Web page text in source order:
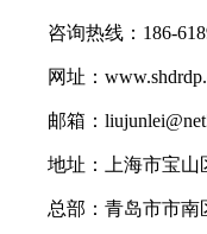
咨询热线：186-
网址：
邮箱：
地址：上海市宝山区
总部：青岛市市南